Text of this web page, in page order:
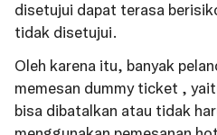
disetujui dapat terasa
tidak disetujui.
Oleh karena itu, banyak
memesan dummy ticket ,
bisa dibatalkan atau tidak